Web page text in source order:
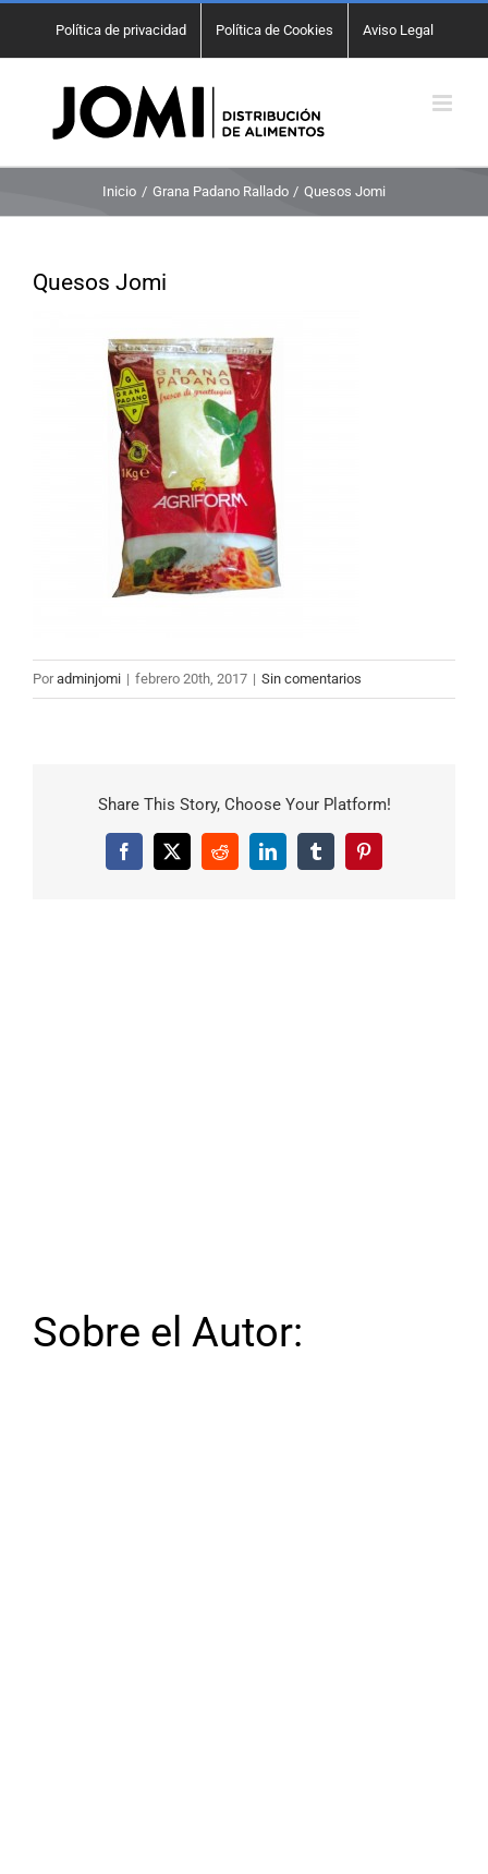
Política de privacidad Política de Cookies Aviso Legal
Inicio Grana Padano Rallado Quesos Jomi
Quesos Jomi
Poradminjomi | febrero 20th, 2017 | Sin comentarios
Share This Story, Choose Your Platform!
Facebook
X RedditLinkedInTumblrPinterest
Sobre el Autor: